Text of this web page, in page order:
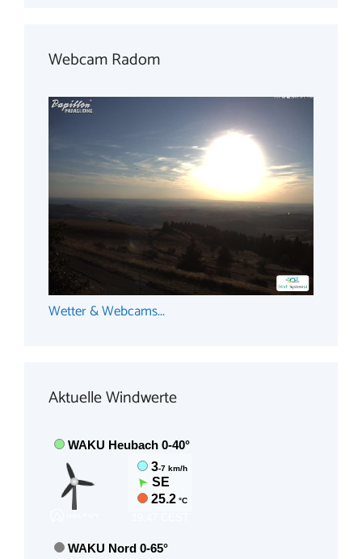
Webcam Radom
Wetter & Webcams...
Aktuelle Windwerte